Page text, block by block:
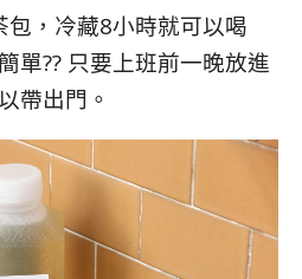
，冷藏8小時就可以喝
單?? 只要上班前一晚放進
帶出門。